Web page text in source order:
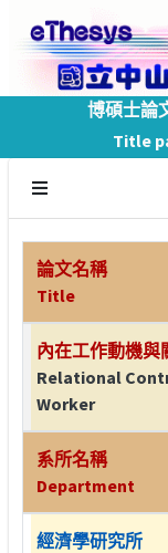
博碩士論
Title
論文名稱
Title
內在工作動機與
Relational
Worker
系所名稱
Department
經濟學研究所